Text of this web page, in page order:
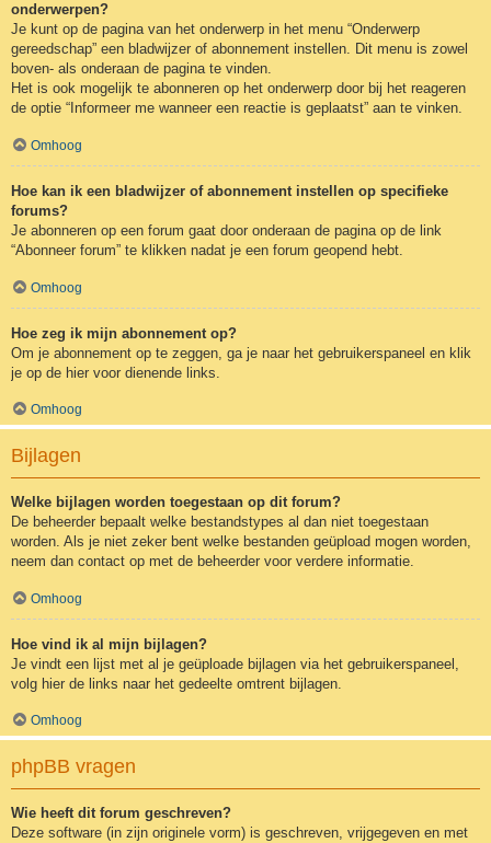
onderwerpen?
Je kunt op de pagina van het onderwerp in het menu “Onderwerp
gereedschap” een bladwijzer of abonnement instellen. Dit menu is zowel
boven- als onderaan de pagina te vinden.
Het is ook mogelijk te abonneren op het onderwerp door bij het reageren
de optie “Informeer me wanneer een reactie is geplaatst” aan te vinken.
Omhoog
Hoe kan ik een bladwijzer of abonnement instellen op specifieke
forums?
Je abonneren op een forum gaat door onderaan de pagina op de link
“Abonneer forum” te klikken nadat je een forum geopend hebt.
Omhoog
Hoe zeg ik mijn abonnement op?
Om je abonnement op te zeggen, ga je naar het gebruikerspaneel en klik
je op de hier voor dienende links.
Omhoog
Bijlagen
Welke bijlagen worden toegestaan op dit forum?
De beheerder bepaalt welke bestandstypes al dan niet toegestaan
worden. Als je niet zeker bent welke bestanden geüpload mogen worden,
neem dan contact op met de beheerder voor verdere informatie.
Omhoog
Hoe vind ik al mijn bijlagen?
Je vindt een lijst met al je geüploade bijlagen via het gebruikerspaneel,
volg hier de links naar het gedeelte omtrent bijlagen.
Omhoog
phpBB vragen
Wie heeft dit forum geschreven?
Deze software (in zijn originele vorm) is geschreven, vrijgegeven en met